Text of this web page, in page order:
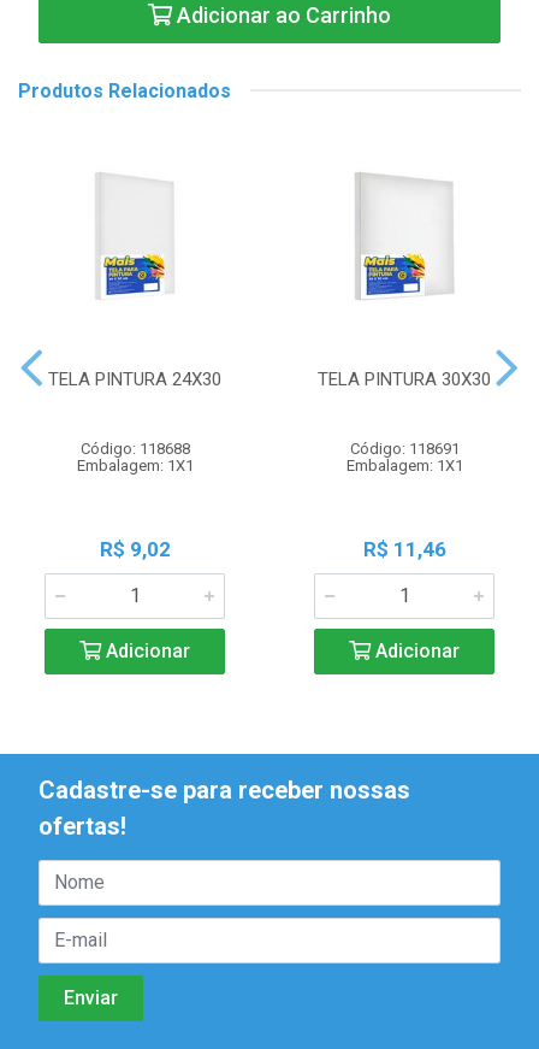
Adicionar ao Carrinho
Produtos Relacionados
TELA PINTURA 24X30
Código: 118688
Embalagem: 1X1
R$ 9,02
Adicionar
TELA PINTURA 30X30
Código: 118691
Embalagem: 1X1
R$ 11,46
Adicionar
Cadastre-se para receber nossas
ofertas!